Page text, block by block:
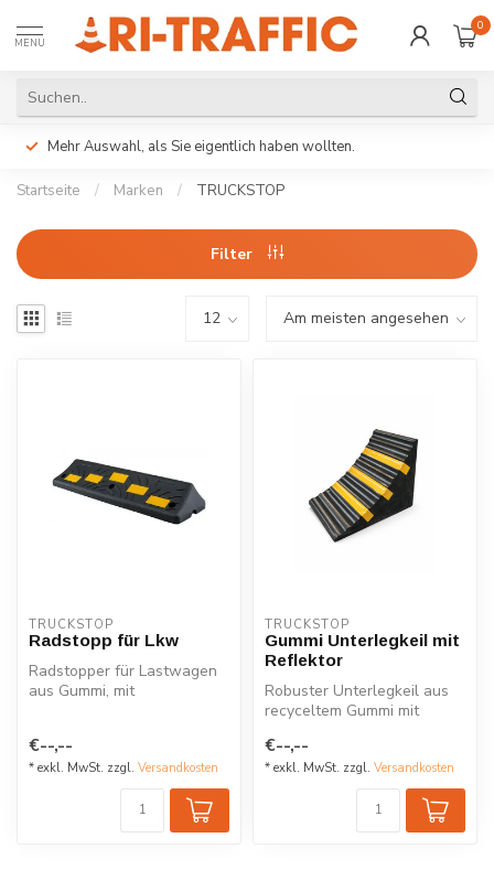
MENU
0
Mehr Auswahl, als Sie eigentlich haben wollten.
Startseite / Marken / TRUCKSTOP
Filter
TRUCKSTOP
Radstopp für Lkw
Radstopper für Lastwagen
aus Gummi, mit
€--,--
* exkl. MwSt. zzgl. Versandkosten
TRUCKSTOP
Gummi Unterlegkeil mit
Reflektor
Robuster Unterlegkeil aus
recyceltem Gummi mit
Reflektorst...
€--,--
* exkl. MwSt. zzgl. Versandkosten